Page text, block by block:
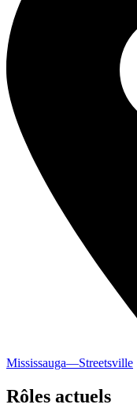
Mississauga—Streetsville
Rôles actuels